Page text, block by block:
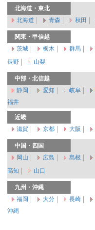
北海道・東北
北海道
青森 秋田
関東・甲信越
茨城
栃木 群馬
長野
山梨
中部・北信越
静岡
愛知 岐阜
福井
近畿
滋賀
京都 大阪
中国・四国
岡山
広島 島根
高知
山口
九州・沖縄
福岡
大分 長崎
沖縄